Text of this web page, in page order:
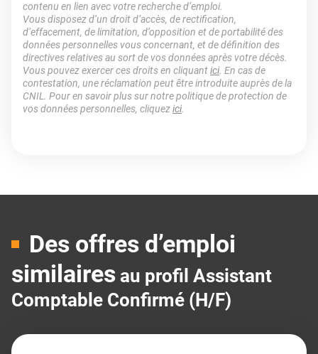
contenu en lien avec votre recherche d’emploi.
Vous disposez d’un droit d’accès, de rectification,
d’effacement, de limitation, d’opposition et de portabilité des
données personnelles vous concernant, et de définition des
directives relatives au sort de vos données après votre décès.
Vous pouvez exercer ces droits en cliquantici. En cas de
contestation, une réclamation peut être introduite auprès de la
CNIL. Pour en savoir plus sur notre politique de protection de
vos données personnelles, cliquezici.
Des offres d’emploi
similaires au profil Assistant
Comptable Confirmé (H/F)